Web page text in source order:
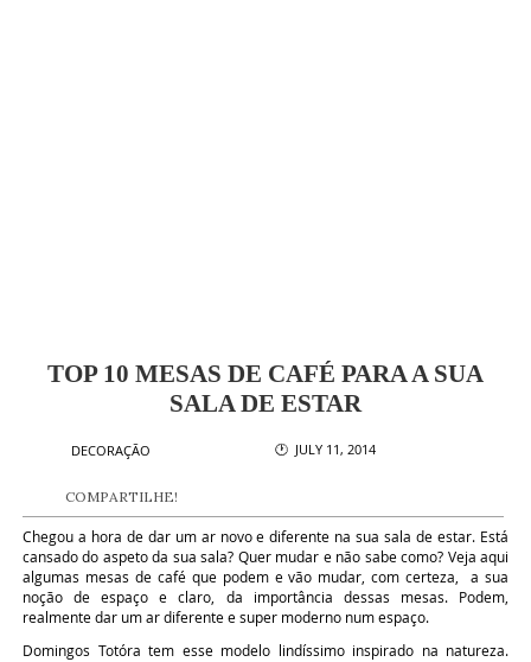
TOP 10 MESAS DE CAFÉ PARA A SUA
SALA DE ESTAR
DECORAÇÃO 🕐 JULY 11, 2014
COMPARTILHE!
Chegou a hora de dar um ar novo e diferente na sua sala de estar. Está
cansado do aspeto da sua sala? Quer mudar e não sabe como? Veja aqui
algumas mesas de café que podem e vão mudar, com certeza, a sua
noção de espaço e claro, da importância dessas mesas. Podem,
realmente dar um ar diferente e super moderno num espaço.
Domingos Totóra tem esse modelo lindíssimo inspirado na natureza.